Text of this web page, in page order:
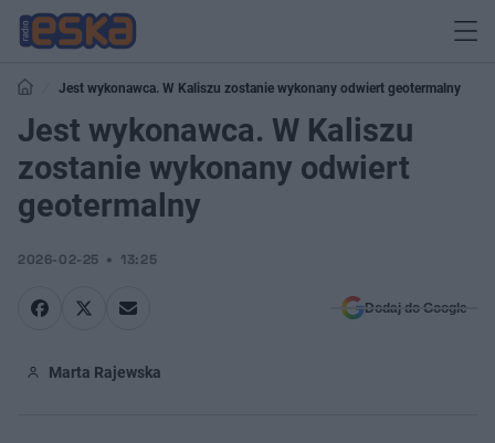
Jest wykonawca. W Kaliszu zostanie wykonany odwiert geotermalny
Jest wykonawca. W Kaliszu
zostanie wykonany odwiert
geotermalny
2026-02-25 13:25
Dodaj do Google
Marta Rajewska